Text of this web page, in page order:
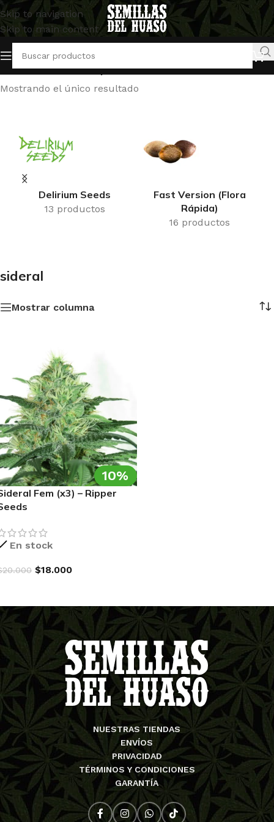
Skip to navigation
Skip to main content
Inicio/Productos etiquetados “sideral”
Mostrando el único resultado
Delirium Seeds
13 productos
Fast Version (Flora
Rápida)
16 productos
sideral
Mostrar columna
10%
Fem (x3) – Ripper
En stock
20.000 $18.000
NUESTRAS TIENDAS
ENVÍOS
PRIVACIDAD
TÉRMINOS Y CONDICIONES
GARANTÍA